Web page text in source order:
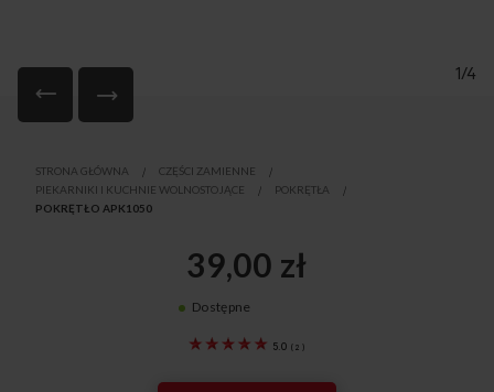
1/4
początek
galerii
STRONA GŁÓWNA
CZĘŚCI ZAMIENNE
PIEKARNIKI I KUCHNIE WOLNOSTOJĄCE
POKRĘTŁA
POKRĘTŁO APK1050
5.0 ( 2 )
39,00 zł
Dostępne